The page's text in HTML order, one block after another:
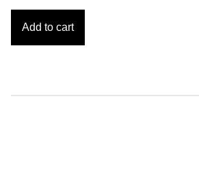
Add to cart